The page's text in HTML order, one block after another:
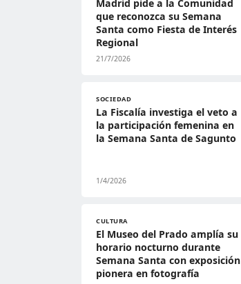
Madrid pide a la Comunidad
que reconozca su Semana
Santa como Fiesta de Interés
Regional
21/7/2026
SOCIEDAD
La Fiscalía investiga el veto a
la participación femenina en
la Semana Santa de Sagunto
1/4/2026
CULTURA
El Museo del Prado amplía su
horario nocturno durante
Semana Santa con exposición
pionera en fotografía